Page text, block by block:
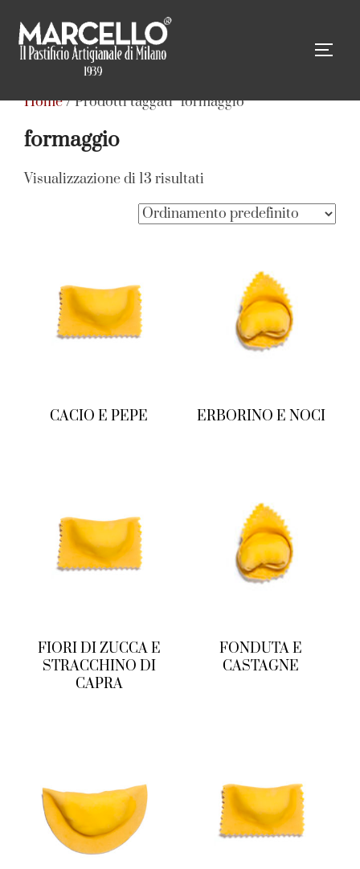
contenuto
Home/ Prodotti taggati “formaggio”
formaggio
Visualizzazione di 13 risultati
CACIO E PEPE ERBORINO E NOCI
FIORI DI ZUCCA E
STRACCHINO DI
CAPRA
FONDUTA E
CASTAGNE